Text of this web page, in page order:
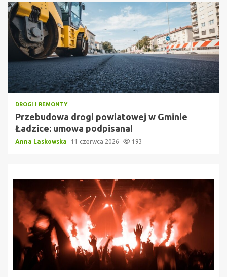
DROGI I REMONTY
Przebudowa drogi powiatowej w Gminie
Ładzice: umowa podpisana!
Anna Laskowska 11 czerwca 2026 193